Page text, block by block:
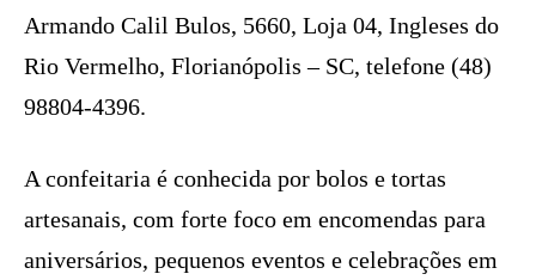
Armando Calil Bulos, 5660, Loja 04, Ingleses do
Rio Vermelho, Florianópolis – SC, telefone (48)
98804-4396.
A confeitaria é conhecida por bolos e tortas
artesanais, com forte foco em encomendas para
aniversários, pequenos eventos e celebrações em